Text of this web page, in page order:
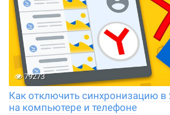
79273
Как отключить синхронизацию в
на компьютере и телефоне